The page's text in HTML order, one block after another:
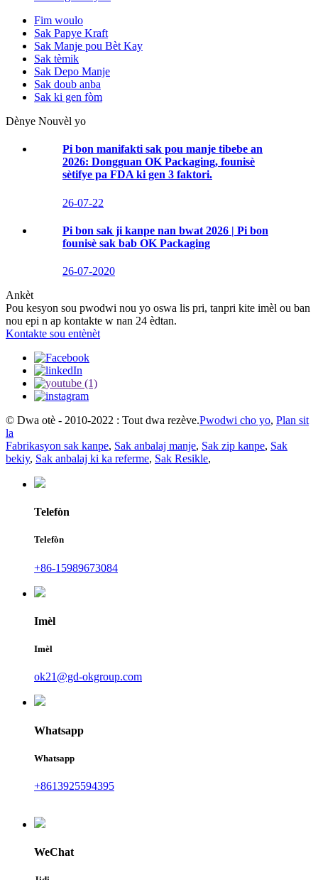
Fim woulo
Sak Papye Kraft
Sak Manje pou Bèt Kay
Sak tèmik
Sak Depo Manje
Sak doub anba
Sak ki gen fòm
Dènye Nouvèl yo
Pi bon manifakti sak pou manje tibebe an
2026: Dongguan OK Packaging, founisè
sètifye pa FDA ki gen 3 faktori.
26-07-22
Pi bon sak ji kanpe nan bwat 2026 | Pi bon
founisè sak bab OK Packaging
26-07-2020
Ankèt
Pou kesyon sou pwodwi nou yo oswa lis pri, tanpri kite imèl ou ban
nou epi n ap kontakte w nan 24 èdtan.
Kontakte sou entènèt
© Dwa otè - 2010-2022 : Tout dwa rezève.Pwodwi cho yo, Plan sit
la
Fabrikasyon sak kanpe, Sak anbalaj manje, Sak zip kanpe, Sak
bekiy, Sak anbalaj ki ka referme, Sak Resikle,
Telefòn
Telefòn
+86-15989673084
Imèl
Imèl
ok21@gd-okgroup.com
Whatsapp
Whatsapp
+8613925594395
WeChat